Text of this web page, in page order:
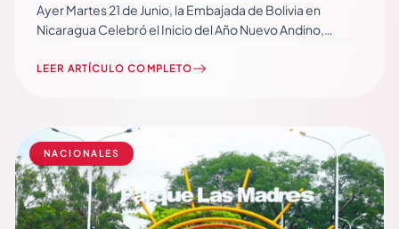
Ayer Martes 21 de Junio, la Embajada de Bolivia en
Nicaragua Celebró el Inicio del Año Nuevo Andino,
Bolivia, correspondiente al Año 5530. Durante esta
LEER ARTÍCULO COMPLETO
NACIONALES